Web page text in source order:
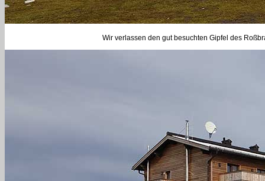
Wir verlassen den gut besuchten Gipfel des